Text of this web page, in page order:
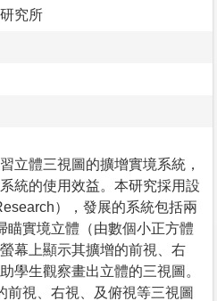
究所
立體三視圖的擴增實境系統，
統的使用效益。本研究採用設
），發展的系統包括兩
瞄實境立體（由數個小正方體
幕上顯示其擴增的前視、右
學生觀察畫出立體的三視圖。
前視、右視、及俯視等三視圖